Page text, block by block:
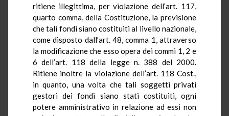
ritiene illegittima, per violazione dell’art. 117,
quarto comma, della Costituzione, la previsione
che tali fondi siano costituiti al livello nazionale,
come disposto dall’art. 48, comma 1, attraverso
la modificazione che esso opera dei commi 1, 2 e
6 dell’art. 118 della legge n. 388 del 2000.
Ritiene inoltre la violazione dell’art. 118 Cost.,
in quanto, una volta che tali soggetti privati
gestori dei fondi siano stati costituiti, ogni
potere amministrativo in relazione ad essi non